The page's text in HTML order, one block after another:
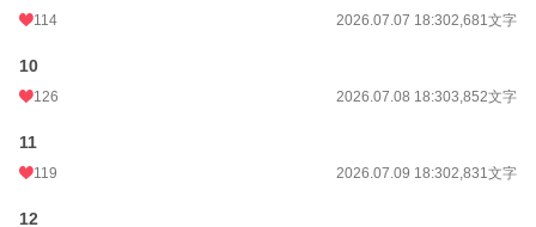
114 2026.07.07 18:302,681文字
10
126 2026.07.08 18:303,852文字
11
119 2026.07.09 18:302,831文字
12